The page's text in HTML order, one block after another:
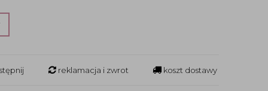
reklamacja i zwrot koszt dostawy